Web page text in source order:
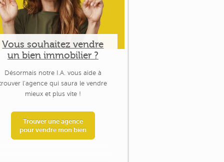
Vous souhaitez vendre
un bien immobilier ?
Désormais notre I.A. vous aide à
l'agence qui saura le vendre
mieux et plus vite !
Trouver une agence
pour vendre mon bien